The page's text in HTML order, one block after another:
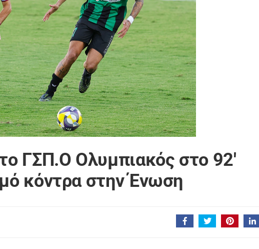
ΓΣΠ.Ο Ολυμπιακός στο 92′
κόντρα στην Ένωση